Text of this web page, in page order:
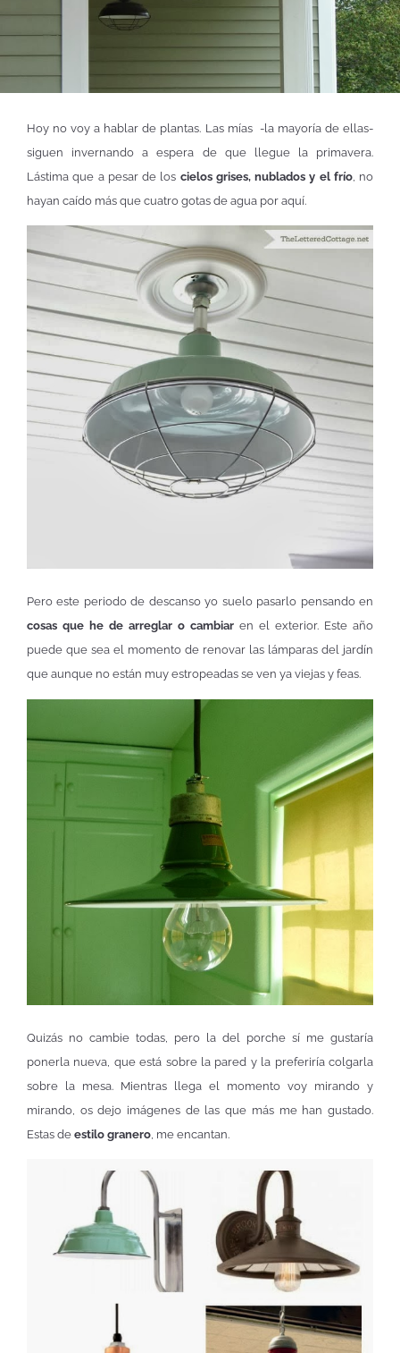
Hoy no voy a hablar de plantas. Las mías -la mayoría de ellas-
siguen invernando a espera de que llegue la primavera.
Lástima que a pesar de los cielos grises, nublados y el frío, no
hayan caído más que cuatro gotas de agua por aquí.
Pero este periodo de descanso yo suelo pasarlo pensando en
cosas que he de arreglar o cambiar en el exterior. Este año
puede que sea el momento de renovar las lámparas del jardín
que aunque no están muy estropeadas se ven ya viejas y feas.
Quizás no cambie todas, pero la del porche sí me gustaría
ponerla nueva, que está sobre la pared y la preferiría colgarla
sobre la mesa. Mientras llega el momento voy mirando y
mirando, os dejo imágenes de las que más me han gustado.
Estas de estilo granero, me encantan.